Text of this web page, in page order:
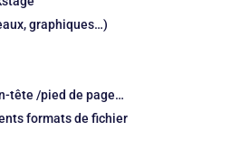
graphiques…)
tête /pied de page…
formats de fichier